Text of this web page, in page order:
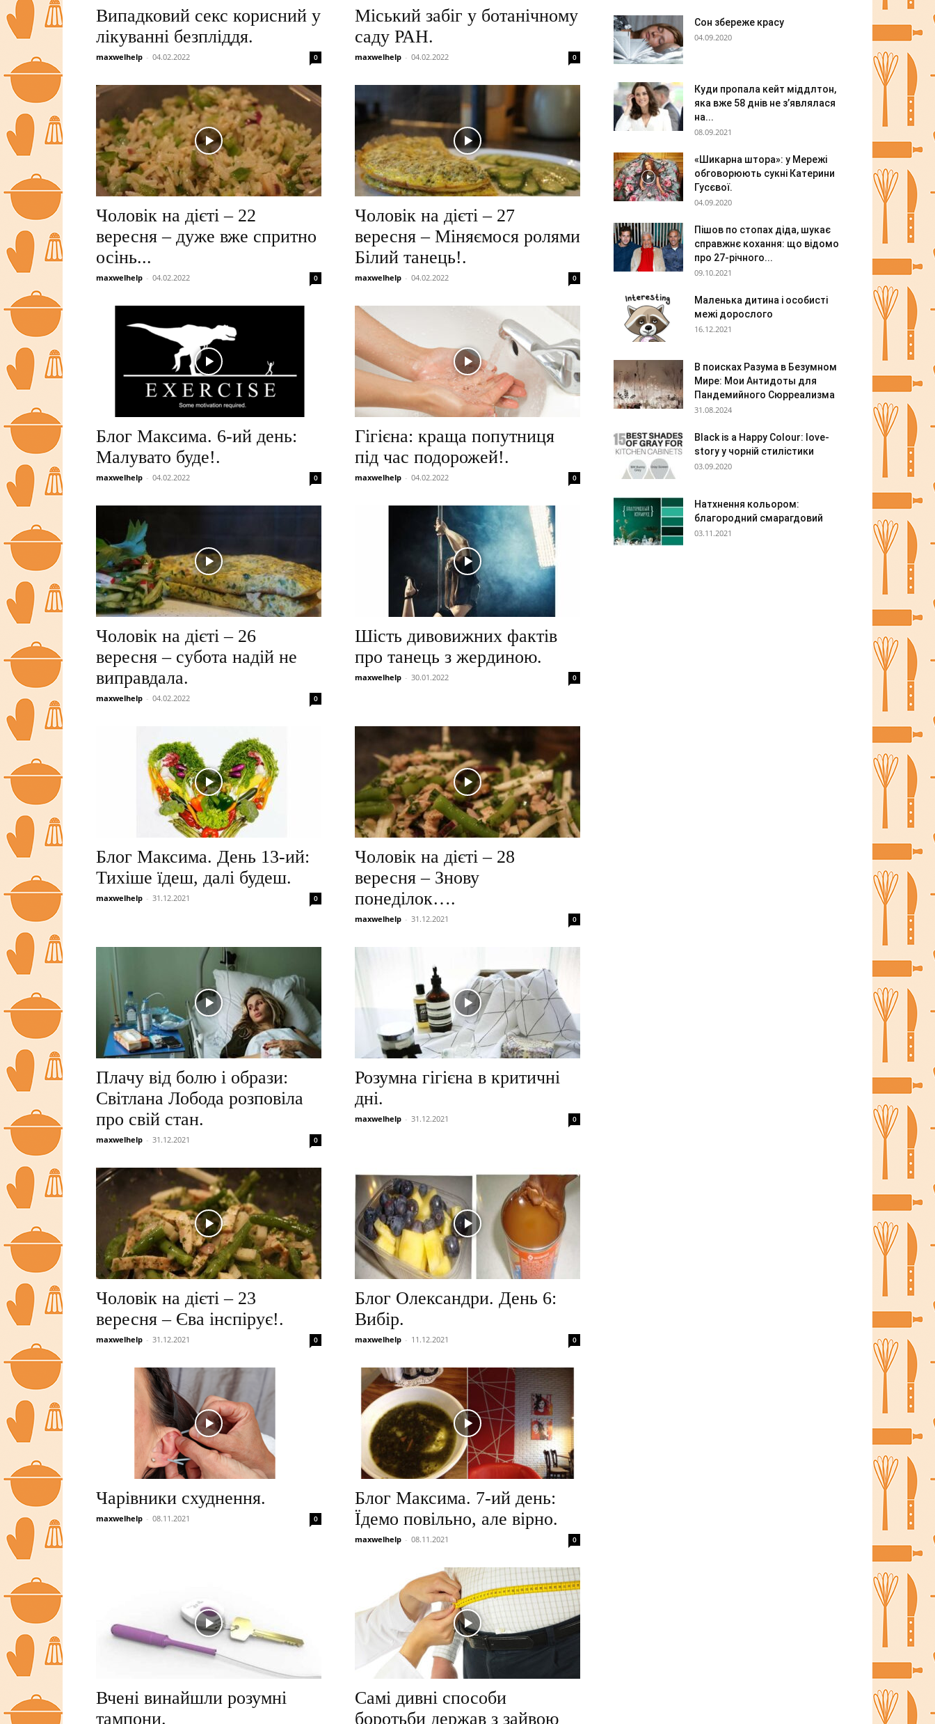
Випадковий секс корисний у
лікуванні безпліддя.
maxwelhelp - 04.02.2022 0
Міський забіг у ботанічному
саду РАН.
maxwelhelp - 04.02.2022 0
Чоловік на дієті – 22
вересня – дуже вже спритно
осінь...
maxwelhelp - 04.02.2022 0
Чоловік на дієті – 27
вересня – Міняємося ролями
Білий танець!.
maxwelhelp - 04.02.2022 0
Блог Максима. 6-ий день:
Малувато буде!.
maxwelhelp - 04.02.2022 0
Гігієна: краща попутниця
під час подорожей!.
maxwelhelp - 04.02.2022 0
Чоловік на дієті – 26
вересня – субота надій не
виправдала.
maxwelhelp - 04.02.2022 0
Шість дивовижних фактів
про танець з жердиною.
maxwelhelp - 30.01.2022 0
Блог Максима. День 13-ий:
Тихіше їдеш, далі будеш.
maxwelhelp - 31.12.2021 0
Чоловік на дієті – 28
вересня – Знову
понеділок….
maxwelhelp - 31.12.2021 0
Плачу від болю і образи:
Світлана Лобода розповіла
про свій стан.
maxwelhelp - 31.12.2021 0
Розумна гігієна в критичні
дні.
maxwelhelp - 31.12.2021 0
Чоловік на дієті – 23
вересня – Єва інспірує!.
maxwelhelp - 31.12.2021 0
Блог Олександри. День 6:
Вибір.
maxwelhelp - 11.12.2021 0
Чарівники схуднення.
maxwelhelp - 08.11.2021 0
Блог Максима. 7-ий день:
Їдемо повільно, але вірно.
maxwelhelp - 08.11.2021 0
Вчені винайшли розумні
тампони.
Самі дивні способи
боротьби держав з зайвою
Сон збереже красу
04.09.2020
Куди пропала кейт міддлтон,
яка вже 58 днів не з’являлася
на...
08.09.2021
«Шикарна штора»: у Мережі
обговорюють сукні Катерини
Гусєвої.
04.09.2020
Пішов по стопах діда, шукає
справжнє кохання: що відомо
про 27-річного...
09.10.2021
Маленька дитина і особисті
межі дорослого
16.12.2021
В поисках Разума в Безумном
Мире: Мои Антидоты для
Пандемийного Сюрреализма
31.08.2024
Black is a Happy Colour: love-
story у чорній стилістики
03.09.2020
Натхнення кольором:
благородний смарагдовий
03.11.2021